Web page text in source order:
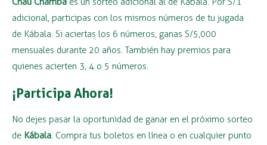
adicional, participas con los mismos números de tu jugada
de Kábala. Si aciertas los 6 números, ganas S/5,000
mensuales durante 20 años. También hay premios para
quienes acierten 3, 4 o 5 números.
¡Participa Ahora!
No dejes pasar la oportunidad de ganar en el próximo sorteo
de Kábala. Compra tus boletos en línea o en cualquier punto